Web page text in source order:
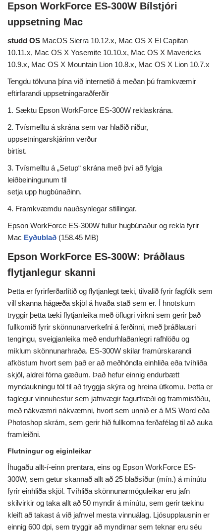
Epson WorkForce ES-300W Bílstjóri
uppsetning Mac
studd OS MacOS Sierra 10.12.x, Mac OS X El Capitan
10.11.x, Mac OS X Yosemite 10.10.x, Mac OS X Mavericks
10.9.x, Mac OS X Mountain Lion 10.8.x, Mac OS X Lion 10.7.x
Tengdu tölvuna þína við internetið á meðan þú framkvæmir
eftirfarandi uppsetningaraðferðir
1. Sæktu Epson WorkForce ES-300W reklaskrána.
2. Tvísmelltu á skrána sem var hlaðið niður,
uppsetningarskjárinn verður
birtist.
3. Tvísmelltu á „Setup“ skrána með því að fylgja
leiðbeiningunum til
setja upp hugbúnaðinn.
4. Framkvæmdu nauðsynlegar stillingar.
Epson WorkForce ES-300W fullur hugbúnaður og rekla fyrir
Mac Eyðublað (158.45 MB)
Epson WorkForce ES-300W: Þráðlaus
flytjanlegur skanni
Þetta er fyrirferðarlítið og flytjanlegt tæki, tilvalið fyrir fagfólk sem
vill skanna hágæða skjöl á hvaða stað sem er. Í hnotskurn
tryggir þetta tæki flytjanleika með öflugri virkni sem gerir það
fullkomið fyrir skönnunarverkefni á ferðinni, með þráðlausri
tengingu, sveigjanleika með endurhlaðanlegri rafhlöðu og
miklum skönnunarhraða. ES-300W skilar framúrskarandi
afköstum hvort sem það er að meðhöndla einhliða eða tvíhliða
skjöl, aldrei fórna gæðum. Það hefur einnig endurbætt
myndaukningu tól til að tryggja skýra og hreina útkomu. Þetta er
faglegur vinnuhestur sem jafnvægir fagurfræði og frammistöðu,
með nákvæmri nákvæmni, hvort sem unnið er á MS Word eða
Photoshop skrám, sem gerir hið fullkomna ferðafélag til að auka
framleiðni.
Flutningur og eiginleikar
Íhugaðu allt-í-einn prentara, eins og Epson WorkForce ES-
300W, sem getur skannað allt að 25 blaðsíður (mín.) á mínútu
fyrir einhliða skjöl. Tvíhliða skönnunarmöguleikar eru jafn
skilvirkir og taka allt að 50 myndir á mínútu, sem gerir tækinu
kleift að takast á við jafnvel mesta vinnuálag. Ljósupplausnin er
einnig 600 dpi, sem tryggir að myndirnar sem teknar eru séu